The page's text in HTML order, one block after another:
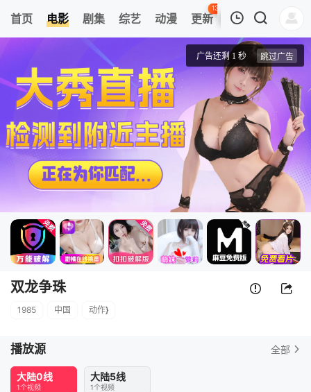
首页 电影 剧集 综艺 动漫 更新
133
热榜 APP
我的观影记录
正片
双龙争珠
清空
双龙争珠
1985 中国 动作}
播放源 全部
大陆0线
1个视频
大陆5线
1个视频